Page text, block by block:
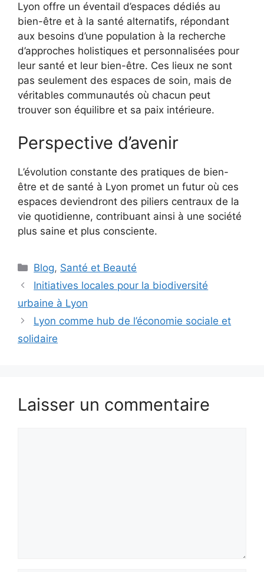
Lyon offre un éventail d’espaces dédiés au
bien-être et à la santé alternatifs, répondant
aux besoins d’une population à la recherche
d’approches holistiques et personnalisées pour
leur santé et leur bien-être. Ces lieux ne sont
pas seulement des espaces de soin, mais de
véritables communautés où chacun peut
trouver son équilibre et sa paix intérieure.
Perspective d’avenir
L’évolution constante des pratiques de bien-
être et de santé à Lyon promet un futur où ces
espaces deviendront des piliers centraux de la
vie quotidienne, contribuant ainsi à une société
plus saine et plus consciente.
Catégories
Blog, Santé et Beauté
Initiatives locales pour la biodiversité
urbaine à Lyon
Lyon comme hub de l’économie sociale et
solidaire
Laisser un commentaire